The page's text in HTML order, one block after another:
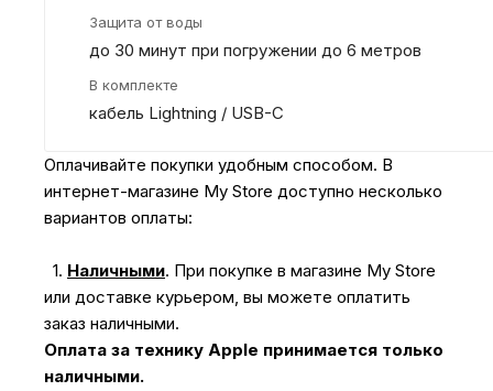
Защита от воды
до 30 минут при погружении до 6 метров
В комплекте
кабель Lightning / USB-C
Оплачивайте покупки удобным способом. В
интернет-магазине My Store доступно несколько
вариантов оплаты:
1. Наличными. При покупке в магазине My Store
или доставке курьером, вы можете оплатить
заказ наличными.
Оплата за технику Apple принимается только
наличными.